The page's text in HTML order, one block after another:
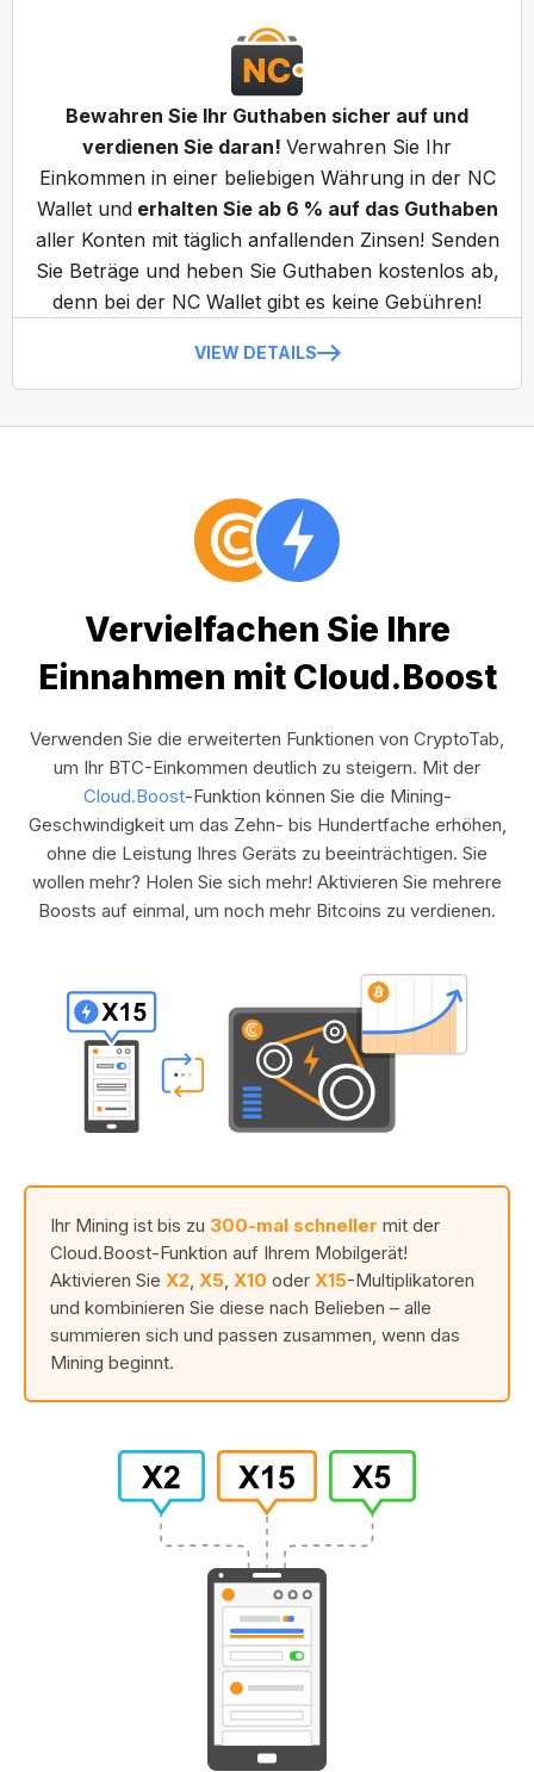
Bewahren Sie Ihr Guthaben sicher auf und
verdienen Sie daran! Verwahren Sie Ihr
Einkommen in einer beliebigen Währung in der NC
Wallet underhalten Sie ab 6 % auf das Guthaben
aller Konten mit täglich anfallenden Zinsen! Senden
Sie Beträge und heben Sie Guthaben kostenlos ab,
denn bei der NC Wallet gibt es keine Gebühren!
VIEW DETAILS
Vervielfachen Sie Ihre
Einnahmen mit Cloud.Boost
Verwenden Sie die erweiterten Funktionen von CryptoTab,
um Ihr BTC-Einkommen deutlich zu steigern. Mit der
Cloud.Boost-Funktion können Sie die Mining-
Geschwindigkeit um das Zehn- bis Hundertfache erhöhen,
ohne die Leistung Ihres Geräts zu beeinträchtigen. Sie
wollen mehr? Holen Sie sich mehr! Aktivieren Sie mehrere
Boosts auf einmal, um noch mehr Bitcoins zu verdienen.
Ihr Mining ist bis zu 300-mal schneller mit der
Cloud.Boost-Funktion auf Ihrem Mobilgerät!
Aktivieren Sie X2 X5 X10 oder X15-Multiplikatoren
und kombinieren Sie diese nach Belieben – alle
summieren sich und passen zusammen, wenn das
Mining beginnt.